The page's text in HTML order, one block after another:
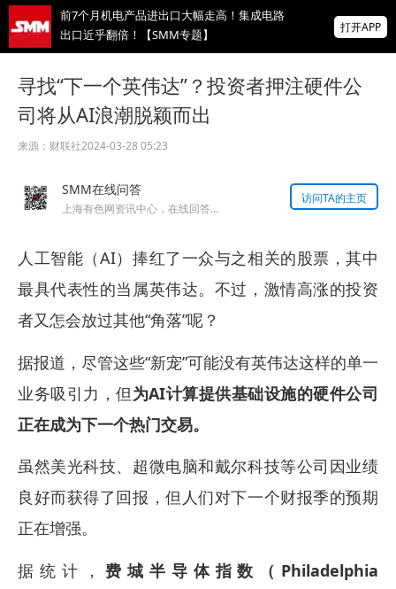
前7个月机电产品进出口大幅走高！集成电路
出口近乎翻倍！【SMM专题】
届）硅业峰会
【直播】海外宏观经济及大类资产展望 全球
锌、氧化锌、镀锌板供需及价格展望
为有色行业打造的神器
打开APP
寻找“下一个英伟达”？投资者押注硬件公
司将从AI浪潮脱颖而出
来源： 财联社2024-03-28 05:23
SMM在线问答
上海有色网资讯中心，在线回答您的提问！
访问TA的主页
人工智能（AI）捧红了一众与之相关的股票，其中
最具代表性的当属英伟达。不过，激情高涨的投资
者又怎会放过其他“角落”呢？
据报道，尽管这些“新宠”可能没有英伟达这样的单一
业务吸引力，但为AI计算提供基础设施的硬件公司
正在成为下一个热门交易。
虽然美光科技、超微电脑和戴尔科技等公司因业绩
良好而获得了回报，但人们对下一个财报季的预期
正在增强。
据统计，费城半导体指数（Philadelphia